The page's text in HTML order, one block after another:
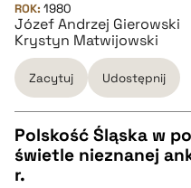
BIBTEX
pobierz cytat
ROK: 1980
Józef Andrzej Gierowski
Krystyn Matwijowski
Zacytuj Udostępnij
Polskość Śląska w
świetle nieznanej
r.